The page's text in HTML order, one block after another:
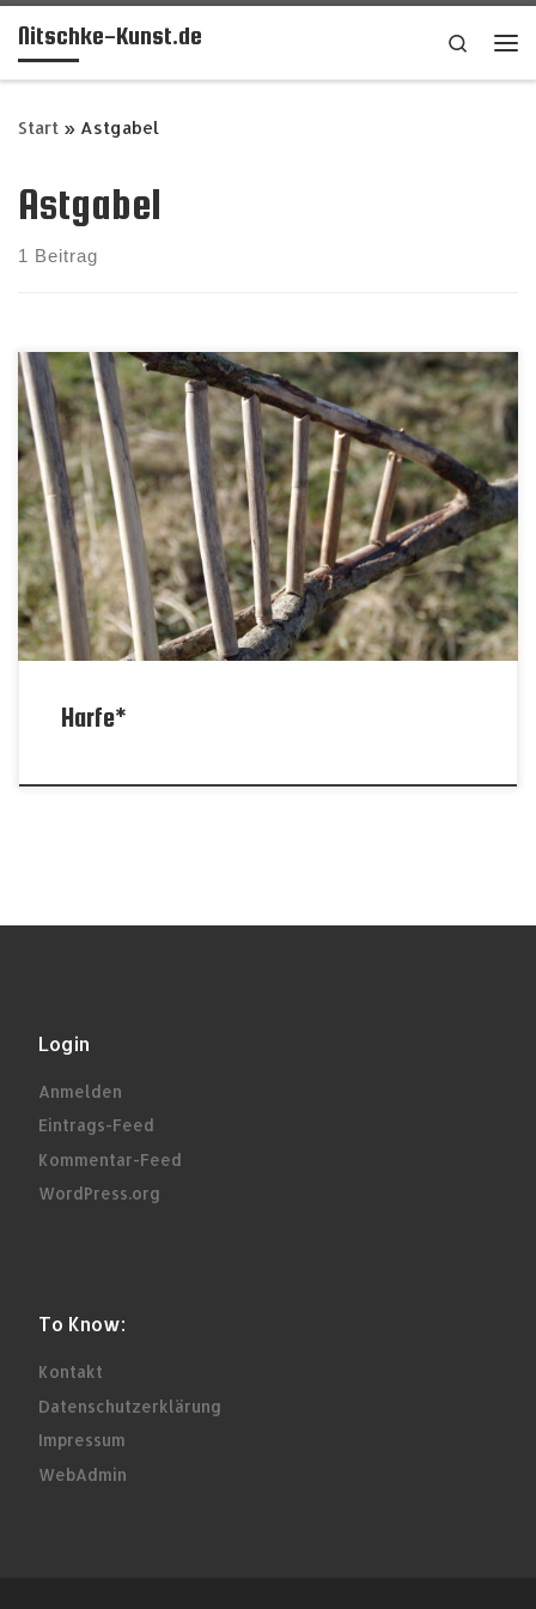
Zum Inhalt springen
Nitschke-Kunst.de
Search
Start » Astgabel
Astgabel
1 Beitrag
Harfe*
Login
Anmelden
Eintrags-Feed
Kommentar-Feed
WordPress.org
To Know:
Kontakt
Datenschutzerklärung
Impressum
WebAdmin